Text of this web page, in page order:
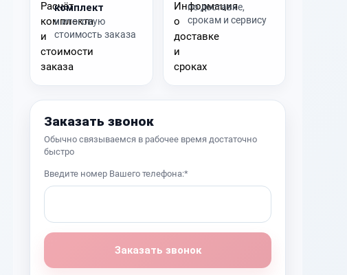
комплект
и итоговую
стоимость заказа
по доставке,
срокам и сервису
Заказать звонок
Обычно связываемся в рабочее время достаточно
быстро
Введите номер Вашего телефона:*
Заказать звонок